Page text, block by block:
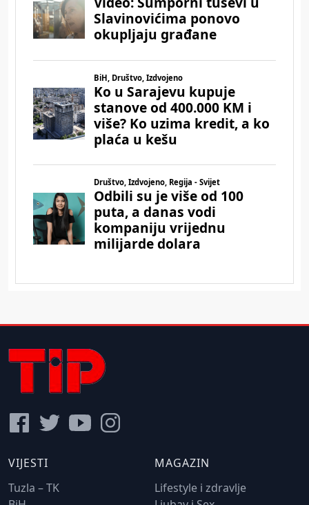
VIJESTI
Tuzla – TK
MAGAZIN
Lifestyle i zdravlje